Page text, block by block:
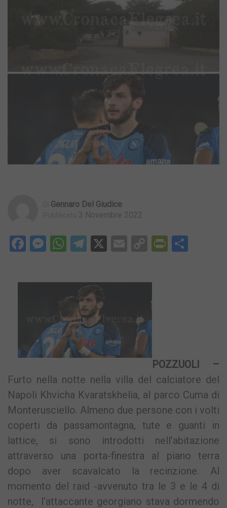
Gennaro Del Giudice
3 Novembre 2022
Facebook
Messenger
WhatsApp
Telegram
X EmailCopy
POZZUOLI –
Furto nella notte nella villa del calciatore del
Napoli Khvicha Kvaratskhelia, al parco Cuma di
Monterusciello. Almeno due persone con i volti
coperti da passamontagna, tute e guanti in
lattice, si sono introdotti nell’abitazione
attraverso una porta-finestra al piano terra
dopo aver scavalcato la recinzione. Al
momento del raid -avvenuto tra le 3 e le 4 di
notte, l’attaccante georgiano stava dormendo